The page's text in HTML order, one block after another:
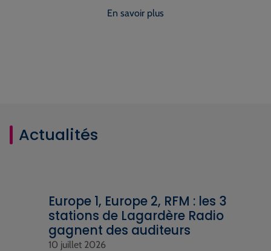
En savoir plus
Actualités
Europe 1, Europe 2, RFM : les 3
stations de Lagardère Radio
gagnent des auditeurs
10 juillet 2026